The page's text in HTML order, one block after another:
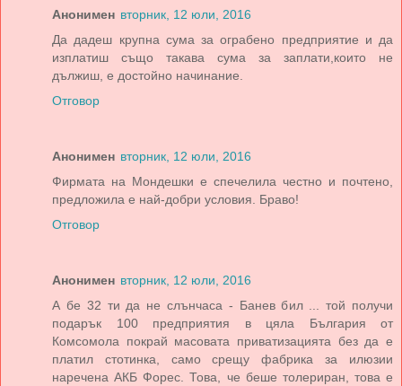
Анонимен вторник, 12 юли, 2016
Да дадеш крупна сума за ограбено предприятие и да
изплатиш също такава сума за заплати,които не
дължиш, е достойно начинание.
Отговор
Анонимен вторник, 12 юли, 2016
Фирмата на Мондешки е спечелила честно и почтено,
предложила е най-добри условия. Браво!
Отговор
Анонимен вторник, 12 юли, 2016
А бе 32 ти да не слънчаса - Банев бил ... той получи
подарък 100 предприятия в цяла България от
Комсомола покрай масовата приватизацията без да е
платил стотинка, само срещу фабрика за илюзии
наречена АКБ Форес. Това, че беше толериран, това е